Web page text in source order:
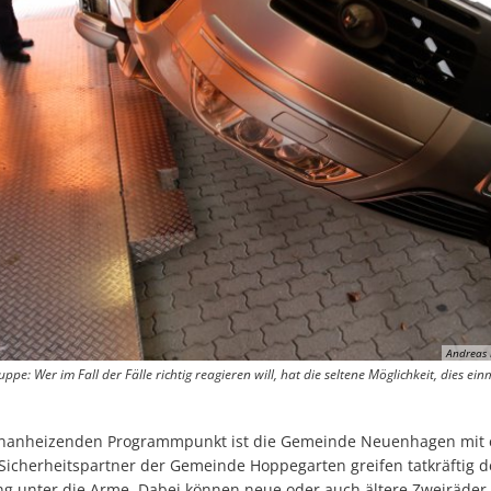
Wer im Fall der Fälle richtig reagieren will, hat die seltene Möglichkeit, dies
Programmpunkt ist die Gemeinde Neuenhagen
der Gemeinde Hoppegarten greifen tatkräftig